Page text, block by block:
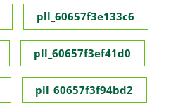
pll_60657f3e133c6
pll_60657f3ef41d0
pll_60657f3f94bd2